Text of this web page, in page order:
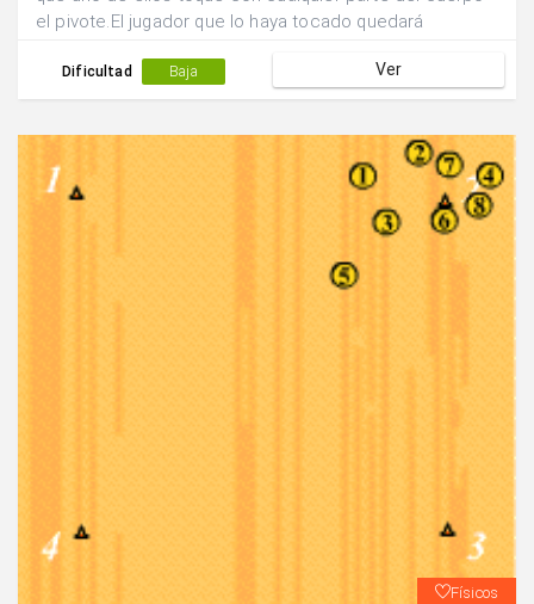
el pivote.El jugador que lo haya tocado quedará
Dificultad Baja Ver
Físicos